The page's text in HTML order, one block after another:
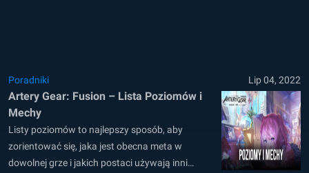
Poradniki Lip 04, 2022
Artery Gear: Fusion – Lista Poziomów i
Mechy
Listy poziomów to najlepszy sposób, aby
zorientować się, jaka jest obecna meta w
dowolnej grze i jakich postaci używają inni